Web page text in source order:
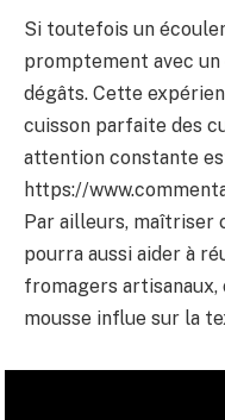
Si toutefois un
promptement avec
dégâts. Cette
cuisson parfaite des
attention constante
https://
Par ailleurs, maîtriser
pourra aussi aider à
fromagers artisanaux,
mousse influe sur la